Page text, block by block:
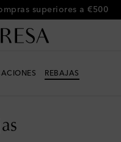
-10% en una selección
REBAJAS